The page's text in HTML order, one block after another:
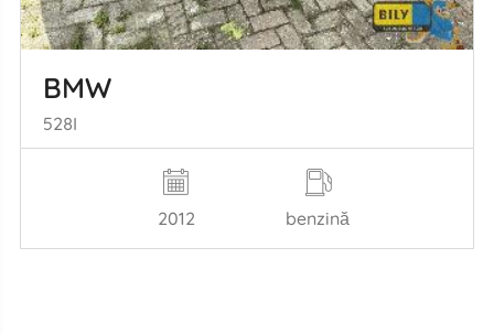
BMW
528I
2012 benzină